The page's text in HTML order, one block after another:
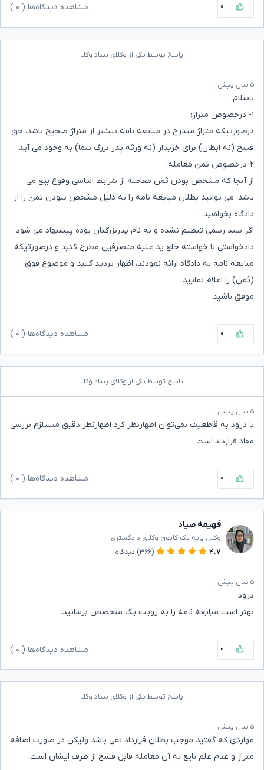
۰ مشاهده دیدگاه‌ها ( ۰
پاسخ توسط یکی از وکلای بنیاد وکلا
۵ سال پیش
باسلام
۱- درخصوص متراژ:
درصورتیکه متراژ مندرج در مبایعه نامه بیشتر از متراژ صحیح باشد، حق
فسخ (نه ابطال) برای خریدار (نه ورثه پدر بزرگ شما) به وجود می آید.
۲-درخصوص ثمن معامله:
از آنجا که مشخص بودن ثمن معامله از شرایط اساسی وقوع بیع می
باشد، می توانید بطلان مبایعه نامه را به دلیل مشخص نبودن ثمن را از
دادگاه بخواهید
اگر سند رسمی تنظیم نشده و به نام پدربزرگتان بوده پیشنهاد می شود
دادخواستی با خواسته خلع ید علیه متصرفین مطرح کنید و درصورتیکه
مبایعه نامه به دادگاه ارائه نمودند، اظهار تردید کنید و موضوع فوق
(ثمن) را اعلام نمایید
موفق باشید
۰ مشاهده دیدگاه‌ها ( ۰
پاسخ توسط یکی از وکلای بنیاد وکلا
۵ سال پیش
با درود به قاطعیت نمی‌توان اظهارنظر کرد اظهارنظر دقیق مستلزم بررسی
مفاد قرارداد است
۰ مشاهده دیدگاه‌ها ( ۰
فهیمه صیاد
وکیل پایه یک کانون وکلای دادگستری
۴.۷
(۳۶۶) دیدگاه
۵ سال پیش
درود
بهتر است مبایعه نامه را به رویت یک متخصص برسانید.
۰ مشاهده دیدگاه‌ها ( ۰
پاسخ توسط یکی از وکلای بنیاد وکلا
۵ سال پیش
مواردی که گفتید موجب بطلان قرارداد نمی باشد ولیکن در صورت اضافه
متراژ و عدم علم بایع به آن معامله قابل فسخ از طرف ایشان است.